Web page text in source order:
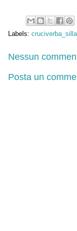
Labels:
Nessun
Posta un